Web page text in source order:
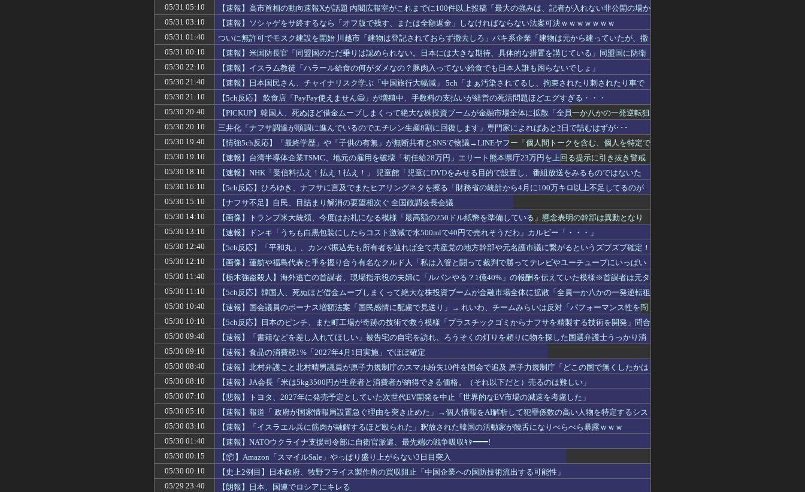
05/31 05:10
【速報】高市首相の動向速報Xが話題 内閣広報室がこれまでに100件以上投稿「最大の強みは、記者が入れない非公開の場か
らの発信」
05/31 03:10
【速報】ソシャゲをサ終するなら「オフ版で残す、または全額返金」しなければならない法案可決ｗｗｗｗｗｗｗ
05/31 01:40
ついに無許可でモスク建設を開始 川越市「建物は登記されておらず撤去しろ」パキ系企業「建物は元から建っていたが、撤
去に向け
05/31 00:10
【速報】米国防長官「同盟国のただ乗りは認められない。日本には大きな期待、具体的な措置を講じている」同盟国に防衛
費負担増を要求
05/30 22:10
【速報】イスラム教徒「ハラール給食の何がダメなの？豚肉入ってない給食でも日本人誰も困らないでしょ」
05/30 21:40
【速報】日本国民さん、チャイナリスク学ぶ「中国旅行大幅減」 5ch「まぁ汚染されてるし、拘束されたり刺されたり車で
撥ねられるのは嫌だしねぇ」
05/30 21:10
【5ch反応】 飲食店「PayPay使えません🙅」が増殖中、手数料の支払いが経営の死活問題ほどエグすぎる・・・
05/30 20:40
【PICKUP】韓国人、死ぬほど借金ムーブしまくって絶大な株投資ブームが金融市場全体に拡散「全員一か八かの一発逆転狙
い」
05/30 20:10
三井化「ナフサ調達が順調に進んでいるのでエチレン生産8割に回復します」専門家によればあと2日で詰むはずが･･･
05/30 19:40
【情強5ch反応】「最終学歴」や「子供の有無」が無断共有とSNSで物議→LINEヤフー「個人間トークを含む、個人を特定で
きる情報は含まれていない」
05/30 19:10
【速報】台湾半導体企業TSMC、地元の雇用を破壊「初任給28万円」エリート熊本県庁23万円を上回る提示に引き抜き警戒
05/30 18:10
【速報】NHK「受信料払え！払え！払え！」 児童館「児童にDVDをみせる目的で設置し、番組放送をみるものではないた
め、受信契約対象外と認識していた」26施設で587万徴収へ
05/30 16:10
【5ch反応】ひろゆき、ナフサに言及でまたヒアリングネタを擦る「財務省の統計から4月に100万キロ以上不足してるのが
事実。財務省にヒアリング行く？w」
05/30 15:10
【ナフサ不足】自民、目詰まり解消の要望相次ぐ 全国政調会長会議
05/30 14:10
【画像】トランプ米大統領、今度はお札になる模様「最高額の250ドル紙幣を準備している」懸念表明の幹部は異動となり
懸念解消
05/30 13:10
【速報】ドンキ「うちも白黒包装にしたらコスト激減で水500mlで40円で売れそうだわ」カルビー「・・・」
05/30 12:40
【5ch反応】「平和丸」、カンパ振込先も所有者を辿れば全て共産党の地方幹部や元名護市議に繋がるというズブズブ確定！
05/30 12:10
【画像】蓮舫や福島代表と手を握り合う有名なクルド人「私は入管と闘って裁判で勝ってテレビやユーチューブにいっぱい
出ている」
05/30 11:40
【栃木強盗殺人】海外逃亡の首謀者、現場指示役の夫婦に「ルパンやる？1億40%」の報酬を伝えていた模様※首謀者は元タ
クシー運転手
05/30 11:10
【5ch反応】韓国人、死ぬほど借金ムーブしまくって絶大な株投資ブームが金融市場全体に拡散「全員一か八かの一発逆転狙
い」
05/30 10:40
【速報】国会議員のボーナス増額法案「国民感情に配慮で見送り」→ れいわ、チームみらいは反対「パフォーマンス性を問
題視」
05/30 10:10
【5ch反応】日本のピンチ、また町工場が奇跡の技術で救う模様「プラスチックゴミからナフサを精製する技術を開発」問合
せ殺到
05/30 09:40
【速報】「書籍などを差し入れてほしい」被告宅の自宅を訪れ、ろうそくの灯りを頼りに物を探した国選弁護士うっかり消
し忘れ全焼
05/30 09:10
【速報】食品の消費税1%「2027年4月1日実施」でほぼ確定
05/30 08:40
【速報】北村弁護こと北村晴男議員が原子力規制庁のスマホ紛失10件を国会で追及 原子力規制庁「どこの国で無くしたかは
言えない、個人情報保護だ」
05/30 08:10
【速報】JA会長「米は5kg3500円が生産者と消費者が納得できる価格。（それ以下だと）売るのは難しい」
05/30 07:10
【悲報】トヨタ、2027年に発売予定としていた次世代EV開発を中止「世界的なEV市場の減速を考慮した」
05/30 05:10
【速報】報道「 政府が国家情報局設置急ぐ理由を突き止めた」→個人情報をAI解析して犯罪係数の高い人物を特定するシス
テム導入が目的
05/30 03:10
【速報】「イスラエル兵に筋肉が融解するほど殴られた」釈放された韓国の活動家が饒舌になりべらべら暴露ｗｗｗ
05/30 01:40
【速報】NATOウクライナ支援司令部に自衛官派遣、最先端の戦争吸収ｷﾀ━━!
05/30 00:15
【📦】Amazon「スマイルSale」やっぱり盛り上がらない3日目突入
05/30 00:10
【史上2例目】日本政府、牧野フライス製作所の買収阻止「中国企業への国防技術流出する可能性」
05/29 23:40
【朗報】日本、国連でロシアにキレる